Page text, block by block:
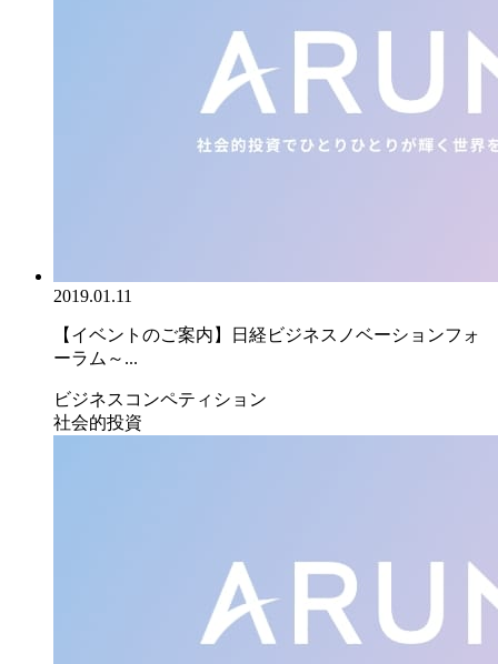
2019.01.11
【イベントのご案内】日経ビジネスノベーションフォ
ーラム～...
ビジネスコンペティション
社会的投資